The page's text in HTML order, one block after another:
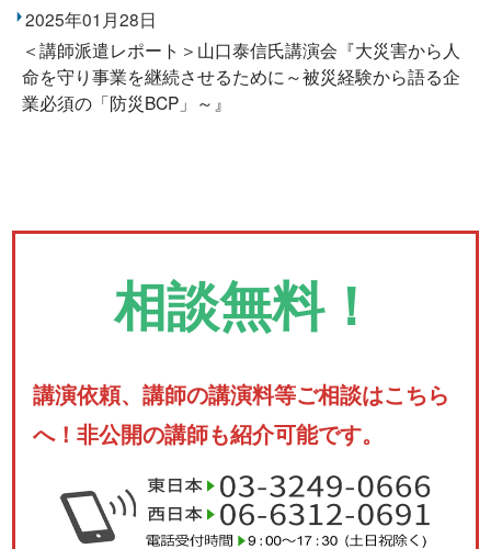
2025年01月28日
＜講師派遣レポート＞山口泰信氏講演会『大災害から人
命を守り事業を継続させるために～被災経験から語る企
業必須の「防災BCP」～』
相談無料！
講演依頼、講師の講演料等ご相談はこちら
へ！非公開の講師も紹介可能です。